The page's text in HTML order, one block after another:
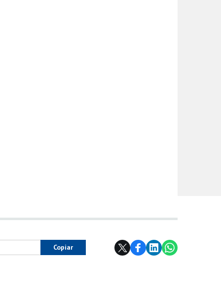
Copiar